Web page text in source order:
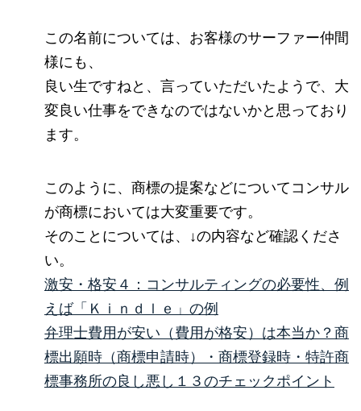
この名前については、お客様のサーファー仲間
様にも、
良い生ですねと、言っていただいたようで、大
変良い仕事をできなのではないかと思っており
ます。
このように、商標の提案などについてコンサル
が商標においては大変重要です。
そのことについては、↓の内容など確認くださ
い。
激安・格安４：コンサルティングの必要性、例
えば「Ｋｉｎｄｌｅ」の例
弁理士費用が安い（費用が格安）は本当か？商
標出願時（商標申請時）・商標登録時・特許商
標事務所の良し悪し１３のチェックポイント